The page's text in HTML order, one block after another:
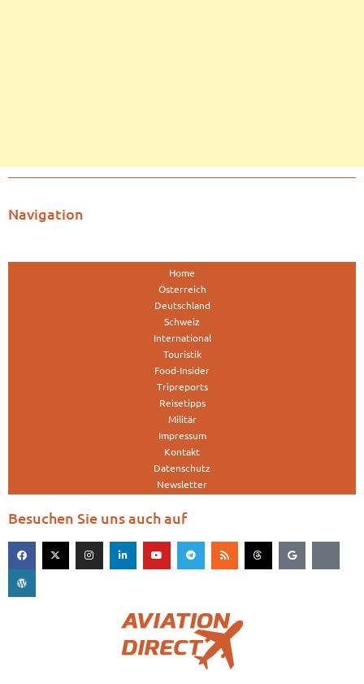
Navigation
Home
Österreich
Deutschland
Schweiz
International
Touristik
Food-Insider
Tripreports
Reisetipps
Militär
Impressum
Kontakt
Datenschutz
Newsletter
Besuchen Sie uns auch auf